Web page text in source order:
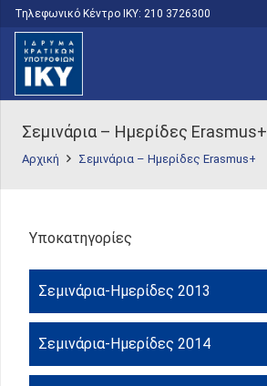
Τηλεφωνικό Κέντρο IKY: 210 3726300
Σεμινάρια – Ημερίδες Erasmus+
Αρχική Σεμινάρια – Ημερίδες Erasmus+
Υποκατηγορίες
Σεμινάρια-Ημερίδες 2013
Σεμινάρια-Ημερίδες 2014